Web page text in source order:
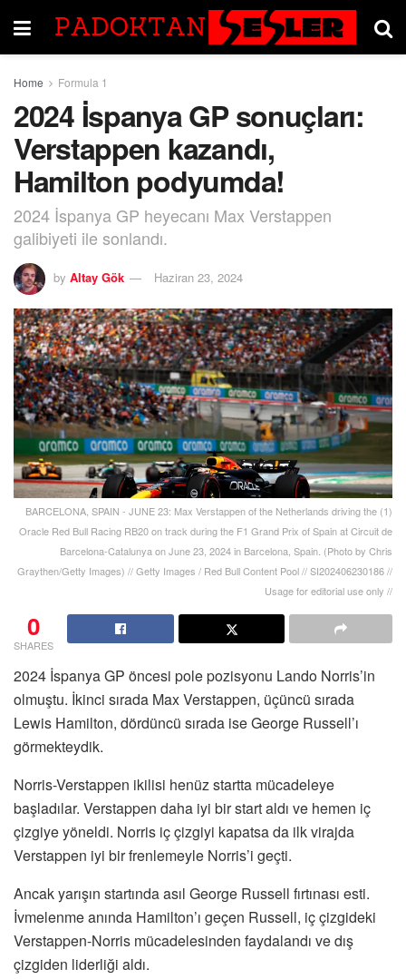
Home Formula 1
2024 İspanya GP sonuçları:
Verstappen kazandı,
Hamilton podyumda!
2024 İspanya GP heyecanı Max Verstappen
galibiyeti ile sonlandı.
by Altay Gök Haziran 23, 2024
BARCELONA, SPAIN - JUNE 23: Max Verstappen of the Netherlands driving the (1)
Oracle Red Bull Racing RB20 on track during the F1 Grand Prix of Spain at Circuit de
Barcelona-Catalunya on June 23, 2024 in Barcelona, Spain. (Photo by Chris
Graythen/Getty Images) // Getty Images / Red Bull Content Pool // SI202406230186 //
Usage for editorial use only //
0
SHARES
2024 İspanya GP öncesi pole pozisyonu Lando Norris’in
olmuştu. İkinci sırada Max Verstappen, üçüncü sırada
Lewis Hamilton, dördüncü sırada ise George Russell’ı
görmekteydik.
Norris-Verstappen ikilisi henüz startta mücadeleye
başladılar. Verstappen daha iyi bir start aldı ve hemen iç
çizgiye yöneldi. Norris iç çizgiyi kapatsa da ilk virajda
Verstappen iyi bir frenlemeyle Norris’i geçti.
Ancak yarışın startında asıl George Russell fırtınası esti.
İvmelenme anında Hamilton’ı geçen Russell, iç çizgideki
Verstappen-Norris mücadelesinden faydalandı ve dış
çizgiden liderliği aldı.